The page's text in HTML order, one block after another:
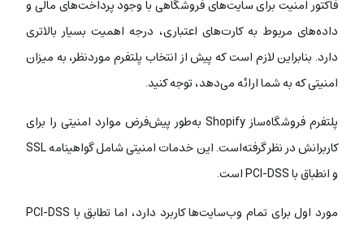
فاکتور امنیت برای سایت‌‌های فروشگاهی با وجود پرداخت‌های مالی و
داده‌های مربوط به کارت‌های اعتباری، درجه اهمیت بسیار بالاتری
دارد. بنابراین لازم است که پیش از انتخاب پلتفرم موردنظر، به میزان
امنیتی که به شما ارائه می‌دهد، توجه کنید.
پلتفرم فروشگاه‌ساز Shopify به‌طور پیش‌فرض موارد امنیتی را برای
کاربرانش در نظر گرفته‌است. این خدمات امنیتی شامل گواهینامه SSL
و انطباق با PCI-DSS است.
مورد اول برای تمام وب‌سایت‌ها کاربرد دارد، اما تطابق با PCI-DSS